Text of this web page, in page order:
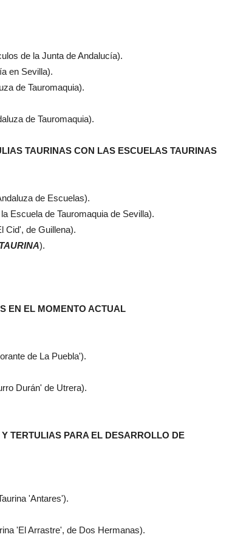
de la Junta de Andalucía).
en Sevilla).
de Tauromaquia).
de Tauromaquia).
TAURINAS CON LAS ESCUELAS TAURINAS
de Escuelas).
Escuela de Tauromaquia de Sevilla).
Cid', de Guillena).
).
EN EL MOMENTO ACTUAL
de La Puebla').
Durán' de Utrera).
TERTULIAS PARA EL DESARROLLO DE
'Antares').
'El Arrastre', de Dos Hermanas).